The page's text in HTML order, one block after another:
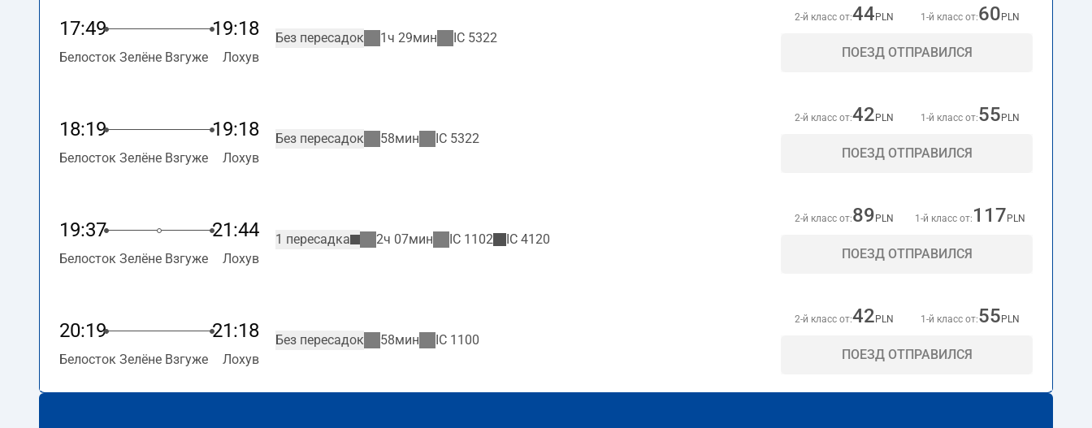
17:49 19:18
Белосток Зелёне Взгуже Лохув
Без пересадок 1ч 29мин IC 5322
2-й класс от:44 PLN 1-й класс от:60 PLN
ПОЕЗД ОТПРАВИЛСЯ
18:19 19:18
Белосток Зелёне Взгуже Лохув
Без пересадок 58мин IC 5322
2-й класс от:42 PLN 1-й класс от:55 PLN
ПОЕЗД ОТПРАВИЛСЯ
19:37 21:44
Белосток Зелёне Взгуже Лохув
1 пересадка 2ч 07мин IC 1102 IC 4120
2-й класс от:89 PLN 1-й класс от: 117 PLN
ПОЕЗД ОТПРАВИЛСЯ
20:19 21:18
Белосток Зелёне Взгуже Лохув
Без пересадок 58мин IC 1100
2-й класс от:42 PLN 1-й класс от:55 PLN
ПОЕЗД ОТПРАВИЛСЯ